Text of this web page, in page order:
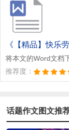
《【精品】快乐
将本文的Word文档
推荐度：
话题作文图文推